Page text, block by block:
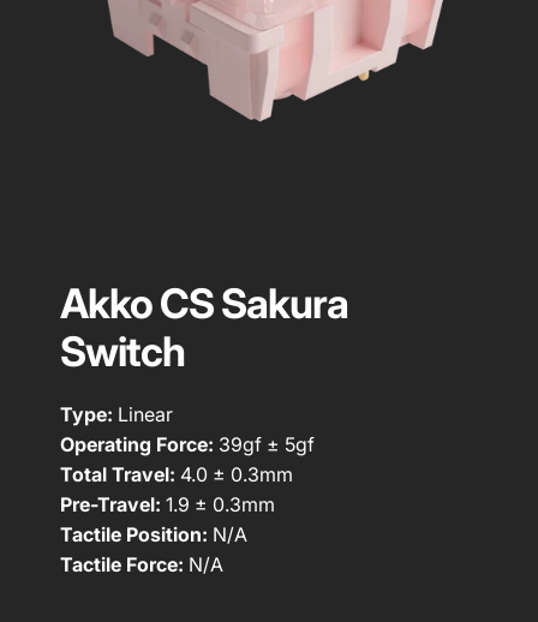
Akko CS Sakura
Switch
Type: Linear
Operating Force: 39gf ± 5gf
Total Travel: 4.0 ± 0.3mm
Pre-Travel: 1.9 ± 0.3mm
Tactile Position: N/A
Tactile Force: N/A